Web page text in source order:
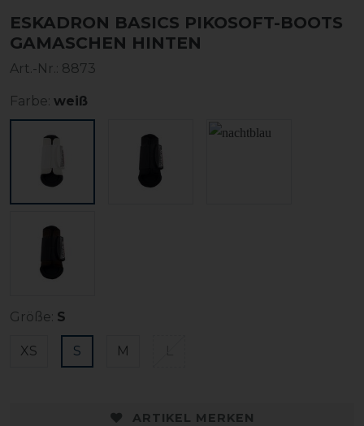
ESKADRON BASICS PIKOSOFT-BOOTS
GAMASCHEN HINTEN
Art.-Nr.: 8873
Farbe: weiß
Größe: S
XS S M
ARTIKEL MERKEN